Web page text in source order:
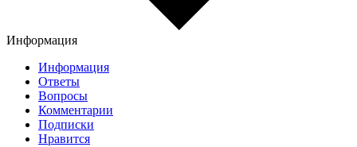
Информация
Информация
Ответы
Вопросы
Комментарии
Подписки
Нравится